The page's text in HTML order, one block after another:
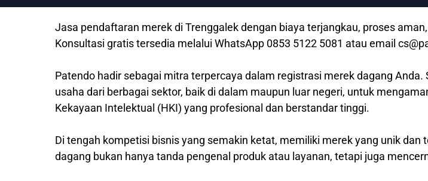
Jasa pendaftaran merek di Trenggalek dengan biaya terjangkau, proses
Konsultasi gratis tersedia melalui WhatsApp 0853 5122 5081 atau email
Patendo hadir sebagai mitra terpercaya dalam registrasi merek dagang
usaha dari berbagai sektor, baik di dalam maupun luar negeri, untuk
Kekayaan Intelektual (HKI) yang profesional dan berstandar tinggi.
Di tengah kompetisi bisnis yang semakin ketat, memiliki merek yang unik
dagang bukan hanya tanda pengenal produk atau layanan, tetapi juga